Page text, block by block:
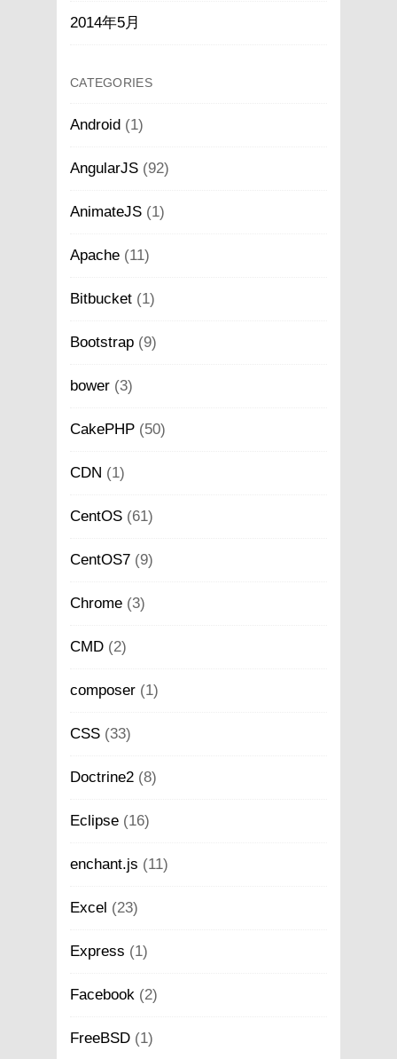
2014年5月
CATEGORIES
Android (1)
AngularJS (92)
AnimateJS (1)
Apache (11)
Bitbucket (1)
Bootstrap (9)
bower (3)
CakePHP (50)
CDN (1)
CentOS (61)
CentOS7 (9)
Chrome (3)
CMD (2)
composer (1)
CSS (33)
Doctrine2 (8)
Eclipse (16)
enchant.js (11)
Excel (23)
Express (1)
Facebook (2)
FreeBSD (1)